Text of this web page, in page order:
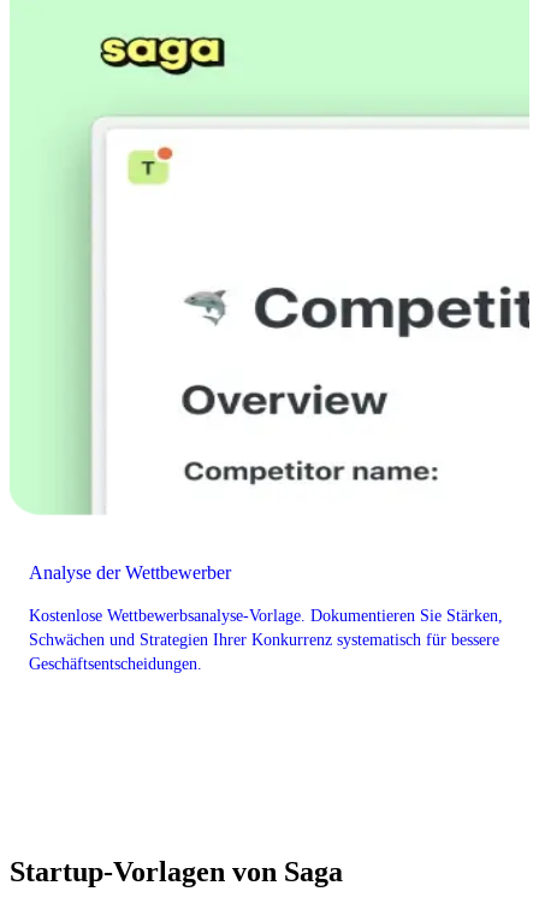
Analyse der Wettbewerber
Kostenlose Wettbewerbsanalyse-Vorlage. Dokumentieren Sie Stärken,
Schwächen und Strategien Ihrer Konkurrenz systematisch für bessere
Geschäftsentscheidungen.
Startup-Vorlagen von Saga